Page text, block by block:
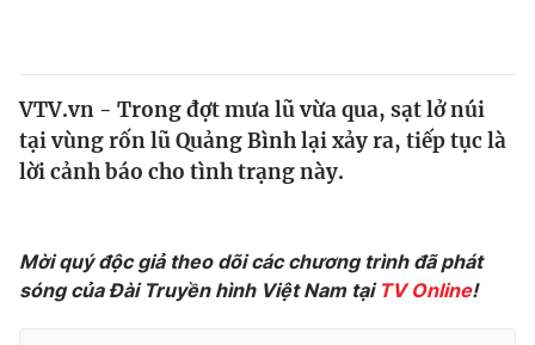
Thế giới
Thế giới đó đây
Câu chuyện quốc tế
Tài chính
Dữ liệu và đời sống
VTV.vn - Trong đợt mưa lũ vừa qua, sạt lở núi
tại vùng rốn lũ Quảng Bình lại xảy ra, tiếp tục là
lời cảnh báo cho tình trạng này.
Mời quý độc giả theo dõi các chương trình đã phát
sóng của Đài Truyền hình Việt Nam tại TV Online!